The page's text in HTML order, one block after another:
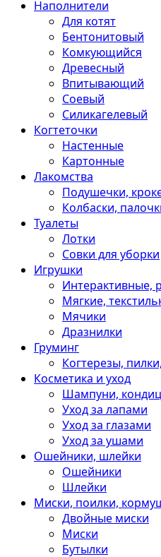
Наполнители
Для котят
Бентонитовый
Комкующийся
Древесный
Впитывающий
Соевый
Силикагелевый
Когтеточки
Настенные
Картонные
Лакомства
Подушечки,
Колбаски,
Туалеты
Лотки
Совки для уборки
Игрушки
Интерактивные,
Мягкие,
Мячики
Дразнилки
Груминг
Когтерезы,
Косметика и уход
Шампуни,
Уход за лапами
Уход за глазами
Уход за ушами
Ошейники, шлейки
Ошейники
Шлейки
Миски, поилки,
Двойные миски
Миски
Бутылки